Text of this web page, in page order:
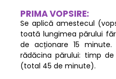
PRIMA VOPSIRE:
Se aplică amestecul
toată lungimea părului
de acționare 15
rădăcina părului: timp
(total 45 de minute).